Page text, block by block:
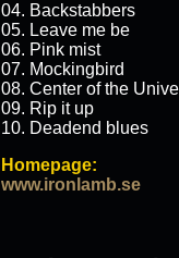
04. Backstabbers
05. Leave me be
06. Pink mist
07. Mockingbird
08. Center of the
09. Rip it up
10. Deadend blues
Homepage:
www.ironlamb.se